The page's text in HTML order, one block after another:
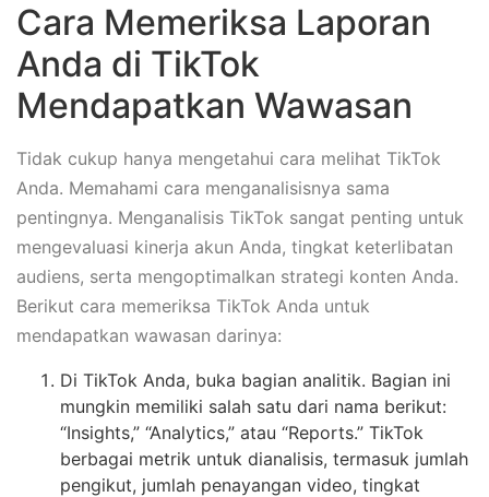
Cara Memeriksa Laporan
Anda di TikTok
Mendapatkan Wawasan
Tidak cukup hanya mengetahui cara melihat TikTok
Anda. Memahami cara menganalisisnya sama
pentingnya. Menganalisis TikTok sangat penting untuk
mengevaluasi kinerja akun Anda, tingkat keterlibatan
audiens, serta mengoptimalkan strategi konten Anda.
Berikut cara memeriksa TikTok Anda untuk
mendapatkan wawasan darinya:
Di TikTok Anda, buka bagian analitik. Bagian ini
mungkin memiliki salah satu dari nama berikut:
“Insights,” “Analytics,” atau “Reports.” TikTok
berbagai metrik untuk dianalisis, termasuk jumlah
pengikut, jumlah penayangan video, tingkat